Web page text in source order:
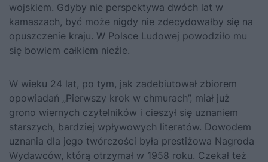
wojskiem. Gdyby nie perspektywa dwóch lat w
kamaszach, być może nigdy nie zdecydowałby się na
opuszczenie kraju. W Polsce Ludowej powodziło mu
się bowiem całkiem nieźle.
W wieku 24 lat, po tym, jak zadebiutował zbiorem
opowiadań „Pierwszy krok w chmurach”, miał już
grono wiernych czytelników i cieszył się uznaniem
starszych, bardziej wpływowych literatów. Dowodem
uznania dla jego twórczości była prestiżowa Nagroda
Wydawców, którą otrzymał w 1958 roku. Czekał też